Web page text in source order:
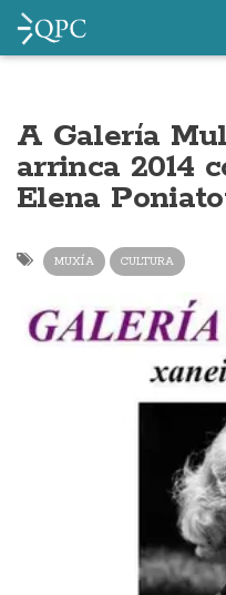
A Galería
arrinca 2014
Elena
MUXÍA CULTURA